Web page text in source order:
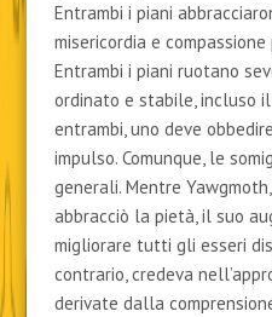
Entrambi i piani
misericordia e
Entrambi i piani ruotano
ordinato e stabile, incluso
entrambi, uno deve
impulso. Comunque, le
generali. Mentre
abbracciò la pietà, il suo
migliorare tutti gli esseri
contrario, credeva
derivate dalla